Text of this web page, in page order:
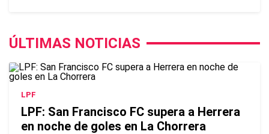
ÚLTIMAS NOTICIAS
LPF
LPF: San Francisco FC supera a Herrera
en noche de goles en La Chorrera